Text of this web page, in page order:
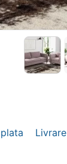
Livrare